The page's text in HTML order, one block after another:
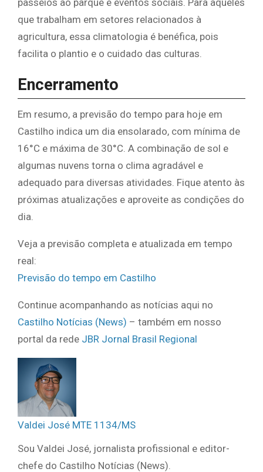
passeios ao parque e eventos sociais. Para aqueles
que trabalham em setores relacionados à
agricultura, essa climatologia é benéfica, pois
facilita o plantio e o cuidado das culturas.
Encerramento
Em resumo, a previsão do tempo para hoje em
Castilho indica um dia ensolarado, com mínima de
16°C e máxima de 30°C. A combinação de sol e
algumas nuvens torna o clima agradável e
adequado para diversas atividades. Fique atento às
próximas atualizações e aproveite as condições do
dia.
Veja a previsão completa e atualizada em tempo
real:
Previsão do tempo em Castilho
Continue acompanhando as notícias aqui no
Castilho Notícias (News) – também em nosso
portal da rede JBR Jornal Brasil Regional
Valdei José MTE 1134/MS
Sou Valdei José, jornalista profissional e editor-
chefe do Castilho Notícias (News).